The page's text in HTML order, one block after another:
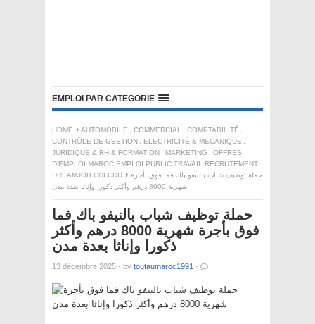
EMPLOI PAR CATEGORIE
HOME AUTOMOBILE , COMMERCIAL , COMPTABILITÉ ,
CONTRÔLE DE GESTION , ELECTRICITÉ & MÉCANIQUE ,
JURIDIQUE & RH & FORMATION , MARKETING , OFFRES
D'EMPLOI MAROC EMPLOI PUBLIC TRAVAIL RECRUTEMENT
DREAMJOB CDI CDD
حملة توظيف شباب بالنيفو باك فما فوق بأجرة
شهرية 8000 درهم وأكثر ذكورا وإناثا بعدة مدن
حملة توظيف شباب بالنيفو باك فما
فوق بأجرة شهرية 8000 درهم وأكثر
ذكورا وإناثا بعدة مدن
13 décembre 2025 · by toutaumaroc1991 ·